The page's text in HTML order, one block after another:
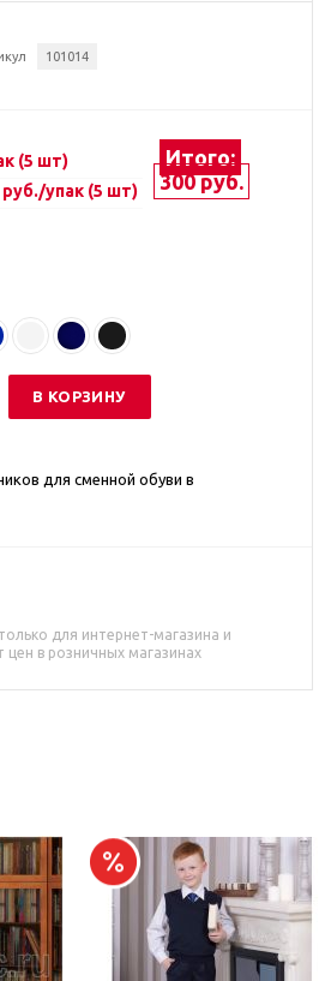
101014
(5 шт)
руб./упак (5 шт)
Итого:
300 руб.
В КОРЗИНУ
для сменной обуви в
для интернет-магазина и
в розничных магазинах